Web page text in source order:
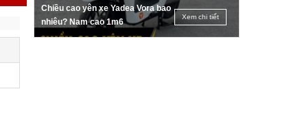
Chiều cao yên xe Yadea Vora bao
nhiêu? Nam cao 1m6
Xem chi tiết